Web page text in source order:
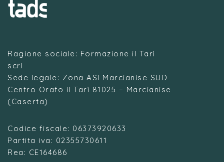
Ragione sociale: Formazione il Tarì
scrl
Sede legale: Zona ASI Marcianise SUD
Centro Orafo il Tarì 81025 – Marcianise
(Caserta)
Codice fiscale: 06373920633
Partita iva: 02355730611
Rea: CE164686